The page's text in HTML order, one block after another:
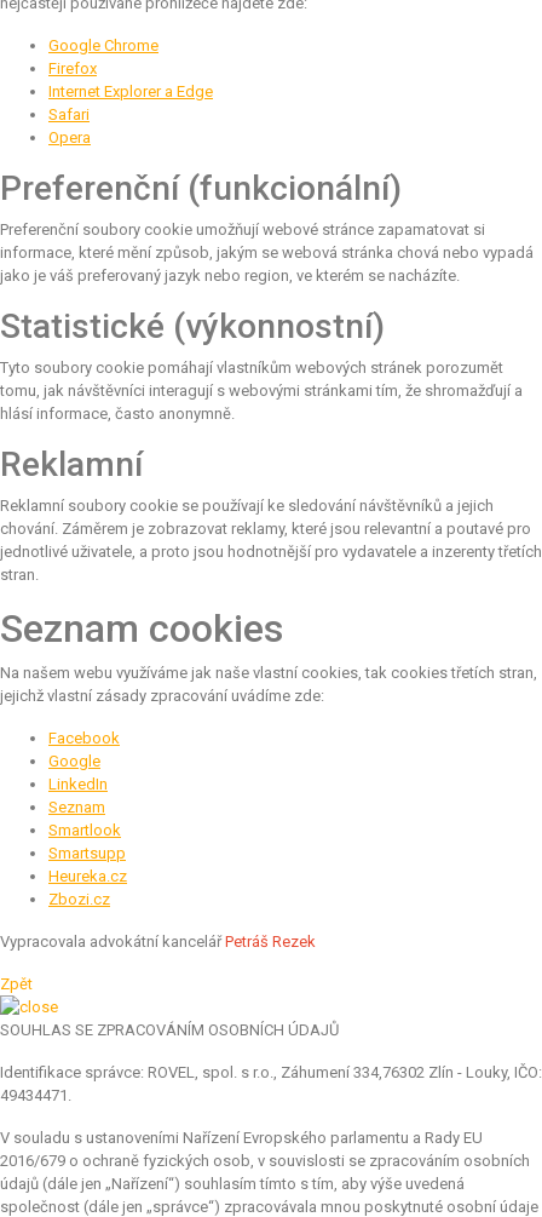
Google Chrome
Firefox
Internet Explorer a Edge
Safari
Opera
Preferenční (funkcionální)
Preferenční soubory cookie umožňují webové stránce zapamatovat si
informace, které mění způsob, jakým se webová stránka chová nebo vypadá
jako je váš preferovaný jazyk nebo region, ve kterém se nacházíte.
Statistické (výkonnostní)
Tyto soubory cookie pomáhají vlastníkům webových stránek porozumět
tomu, jak návštěvníci interagují s webovými stránkami tím, že shromažďují a
hlásí informace, často anonymně.
Reklamní
Reklamní soubory cookie se používají ke sledování návštěvníků a jejich
chování. Záměrem je zobrazovat reklamy, které jsou relevantní a poutavé pro
jednotlivé uživatele, a proto jsou hodnotnější pro vydavatele a inzerenty třetích
stran.
Seznam cookies
Na našem webu využíváme jak naše vlastní cookies, tak cookies třetích stran,
jejichž vlastní zásady zpracování uvádíme zde:
Facebook
Google
LinkedIn
Seznam
Smartlook
Smartsupp
Heureka.cz
Zbozi.cz
Vypracovala advokátní kancelářPetráš Rezek
Zpět
SOUHLAS SE ZPRACOVÁNÍM OSOBNÍCH ÚDAJŮ
Identifikace správce: ROVEL, spol. s r.o., Záhumení 334,76302 Zlín - Louky, IČO:
49434471.
V souladu s ustanoveními Nařízení Evropského parlamentu a Rady EU
2016/679 o ochraně fyzických osob, v souvislosti se zpracováním osobních
údajů (dále jen „Nařízení“) souhlasím tímto s tím, aby výše uvedená
společnost (dále jen „správce“) zpracovávala mnou poskytnuté osobní údaje